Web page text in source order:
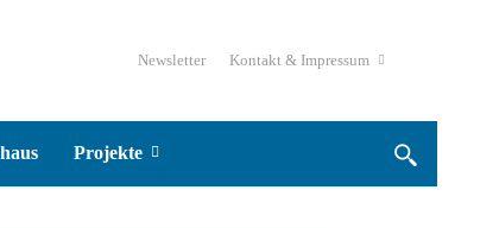
Newsletter Kontakt & Impressum
Projekte